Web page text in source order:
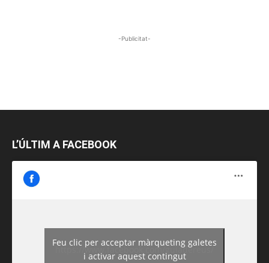
-Publicitat-
L’ÚLTIM A FACEBOOK
https://www.facebook.com/guiadereus/
Feu clic per acceptar màrqueting galetes
i activar aquest contingut